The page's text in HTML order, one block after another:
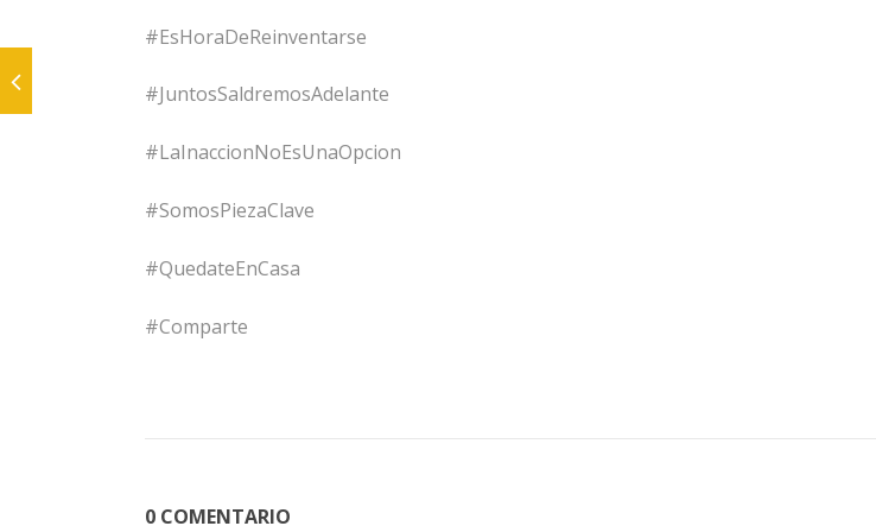
#EsHoraDeReinventarse
#JuntosSaldremosAdelante
#LaInaccionNoEsUnaOpcion
#SomosPiezaClave
#QuedateEnCasa
#Comparte
0 COMENTARIO